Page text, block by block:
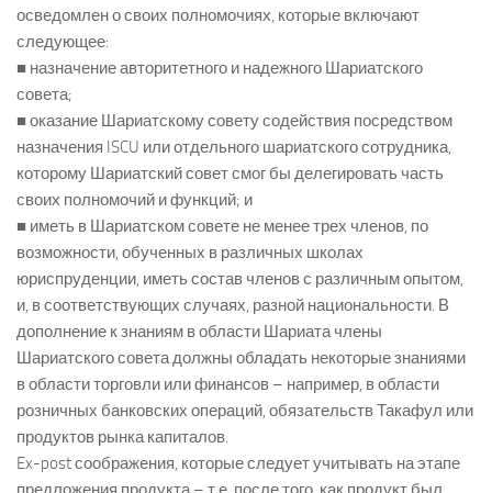
осведомлен о своих полномочиях, которые включают
следующее:
■ назначение авторитетного и надежного Шариатского
совета;
■ оказание Шариатскому совету содействия посредством
назначения ISCU или отдельного шариатского сотрудника,
которому Шариатский совет смог бы делегировать часть
своих полномочий и функций; и
■ иметь в Шариатском совете не менее трех членов, по
возможности, обученных в различных школах
юриспруденции, иметь состав членов с различным опытом,
и, в соответствующих случаях, разной национальности. В
дополнение к знаниям в области Шариата члены
Шариатского совета должны обладать некоторые знаниями
в области торговли или финансов – например, в области
розничных банковских операций, обязательств Такафул или
продуктов рынка капиталов.
Ex-post соображения, которые следует учитывать на этапе